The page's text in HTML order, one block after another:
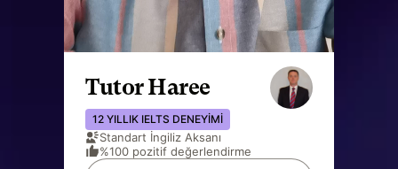
Tutor Haree
12 YILLIK IELTS DENEYIMI
Standart İngiliz Aksanı
%100 pozitif değerlendirme